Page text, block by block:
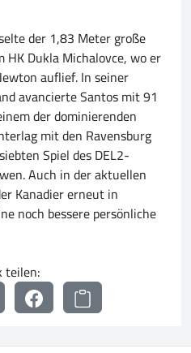
der 1,83 Meter große
Dukla Michalovce, wo er
auflief. In seiner
avancierte Santos mit 91
der dominierenden
mit den Ravensburg
Spiel des DEL2-
Auch in der aktuellen
Kanadier erneut in
noch bessere persönliche
teilen: